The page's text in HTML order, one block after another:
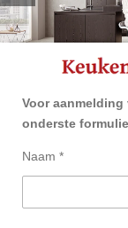
Voor
onderste
Naam *